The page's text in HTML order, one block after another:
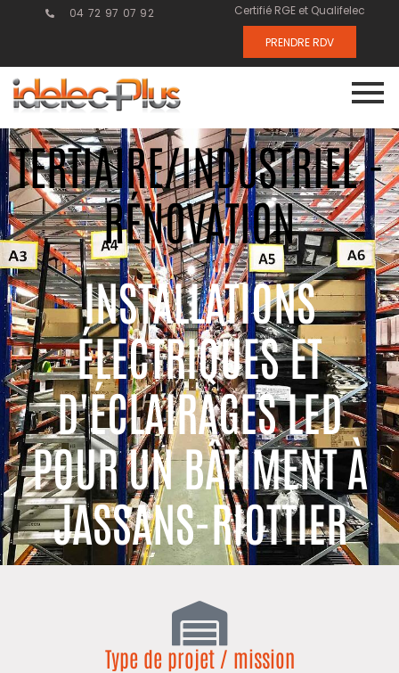
04 72 97 07 92 Certifié RGE et Qualifelec
PRENDRE RDV
TERTIAIRE/INDUSTRIEL -
RÉNOVATION
INSTALLATIONS
ÉLECTRIQUES ET
D'ÉCLAIRAGES LED
POUR UN BÂTIMENT À
JASSANS-RIOTTIER
Type de projet / mission